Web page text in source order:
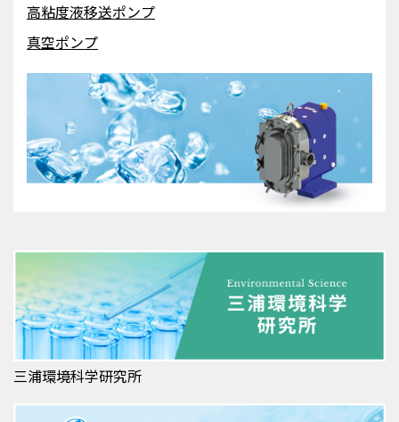
高粘度液移送ポンプ
真空ポンプ
三浦環境科学研究所